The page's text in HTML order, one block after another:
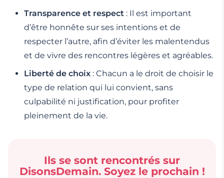
Transparence et respect : Il est important
d’être honnête sur ses intentions et de
respecter l’autre, afin d’éviter les malentendus
et de vivre des rencontres légères et agréables.
Liberté de choix : Chacun a le droit de choisir le
type de relation qui lui convient, sans
culpabilité ni justification, pour profiter
pleinement de la vie.
Ils se sont rencontrés sur
DisonsDemain. Soyez le prochain !